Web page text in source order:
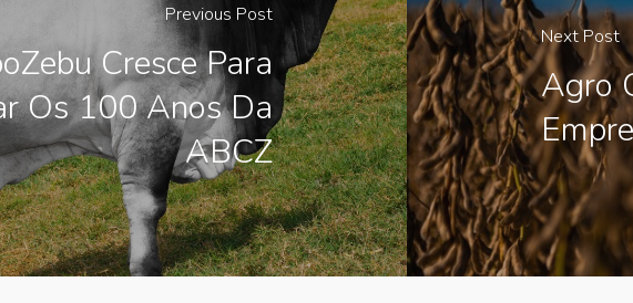
Previous Post
Cresce Para
Os 100 Anos Da
ABCZ
Next Post
Agro